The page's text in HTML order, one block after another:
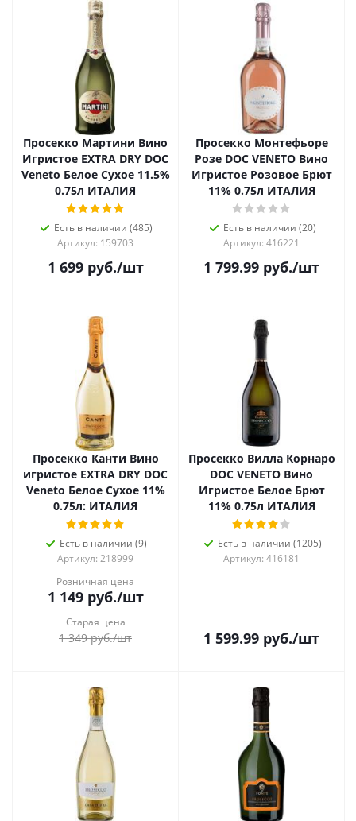
Просекко Мартини Вино
Игристое EXTRA DRY DOC
Veneto Белое Сухое 11.5%
0.75л ИТАЛИЯ
Есть в наличии (485)
Артикул: 159703
1 699руб./шт
Просекко Монтефьоре
Розе DOC VENETO Вино
Игристое Розовое Брют
11% 0.75л ИТАЛИЯ
Есть в наличии (20)
Артикул: 416221
1 799.99 руб./шт
Просекко Канти Вино
игристое EXTRA DRY DOC
Veneto Белое Сухое 11%
0.75л: ИТАЛИЯ
Есть в наличии (9)
Артикул: 218999
Розничная цена
1 149руб./шт
Старая цена
1 349руб./шт
Просекко Вилла Корнаро
DOC VENETO Вино
Игристое Белое Брют
11% 0.75л ИТАЛИЯ
Есть в наличии (1205)
Артикул: 416181
1 599.99 руб./шт